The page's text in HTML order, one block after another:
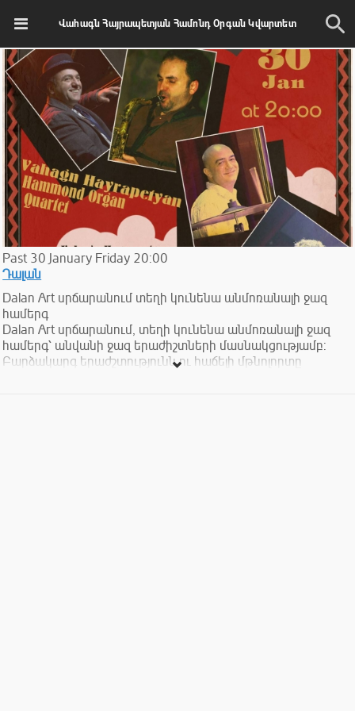
Վահագն Հայրապետյան Համոնդ Օրգան Կվարտետ
Past 30 January Friday 20:00
Դալան
Dalan Art սրճարանում տեղի կունենա անմոռանալի ջազ
համերգ
Dalan Art սրճարանում, տեղի կունենա անմոռանալի ջազ
համերգ՝ անվանի ջազ երաժիշտների մասնակցությամբ:
Բարձակարգ երաժշտությունն ու հաճելի մթնոլորտը